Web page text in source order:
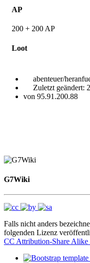
AP
200 + 200 AP
Loot
abenteuer/
Zuletzt geändert:
von 95.91.200.88
G7Wiki
Falls nicht anders
folgenden Lizenz
CC Attribution-Share Alike